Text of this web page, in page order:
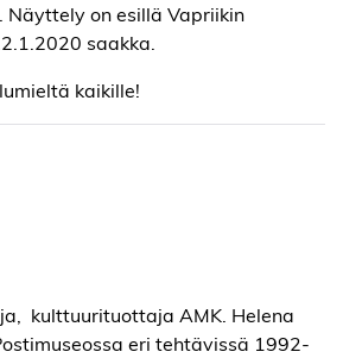
. Näyttely on esillä Vapriikin
saakka.
kaikille!
kulttuurituottaja AMK. Helena
eri tehtävissä 1992-